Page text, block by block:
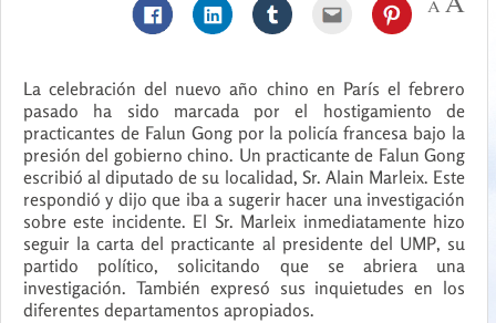
La celebración del nuevo año chino en París el febrero
pasado ha sido marcada por el hostigamiento de
practicantes de Falun Gong por la policía francesa bajo la
presión del gobierno chino. Un practicante de Falun Gong
escribió al diputado de su localidad, Sr. Alain Marleix. Este
respondió y dijo que iba a sugerir hacer una investigación
sobre este incidente. El Sr. Marleix inmediatamente hizo
seguir la carta del practicante al presidente del UMP, su
partido político, solicitando que se abriera una
investigación. También expresó sus inquietudes en los
diferentes departamentos apropiados.